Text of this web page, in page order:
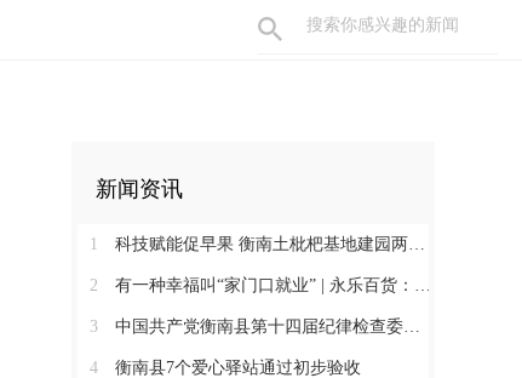
新闻资讯
1 科技赋能促早果 衡南土枇杷基地建园两年见果助振兴
2 有一种幸福叫“家门口就业” | 永乐百货：守护百姓三餐四季 搭建就业暖心平台
3 中国共产党衡南县第十四届纪律检查委员会第一次全体会议召开 肖高德当选县纪委书记
4 衡南县7个爱心驿站通过初步验收